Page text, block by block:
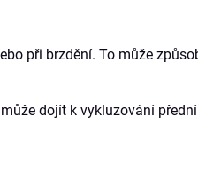
při brzdění. To může
dojít k vykluzování